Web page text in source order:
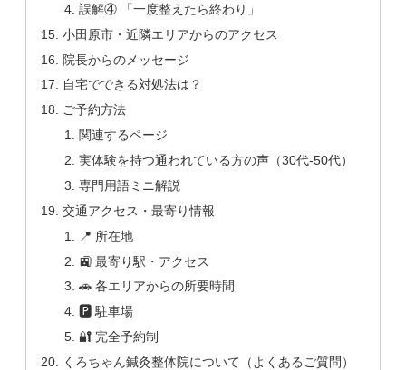
誤解④ 「一度整えたら終わり」
小田原市・近隣エリアからのアクセス
院長からのメッセージ
自宅でできる対処法は？
ご予約方法
関連するページ
実体験を持つ通われている方の声（30代-50代）
専門用語ミニ解説
交通アクセス・最寄り情報
📍 所在地
🚉 最寄り駅・アクセス
🚗 各エリアからの所要時間
🅿 駐車場
🔐 完全予約制
くろちゃん鍼灸整体院について（よくあるご質問）